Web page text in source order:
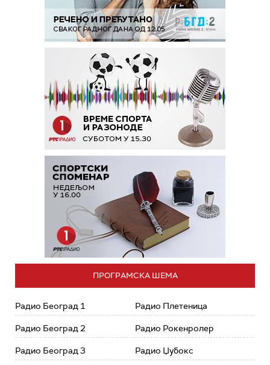
ПРОГРАМСКА ШЕМА
Радио Београд 1
Радио Београд 2
Радио Београд 3
Радио Плетеница
Радио Рокенролер
Радио Џубокс